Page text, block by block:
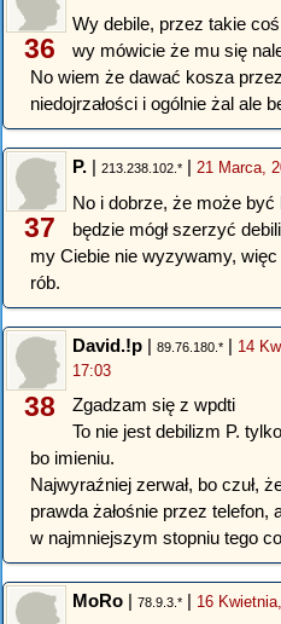
36
Wy debile, przez takie
wy mówicie że mu się
No wiem że dawać kosza
niedojrzałości i ogólnie żal ale
37
P. | 213.238.102.* | 21 Marca,
No i dobrze, że może być
będzie mógł szerzyć
my Ciebie nie wyzywamy,
rób.
38
David.!p | 89.76.180.* | 14
17:03
Zgadzam się z wpdti
To nie jest debilizm P.
bo imieniu.
Najwyraźniej zerwał, bo czuł,
prawda żałośnie przez telefon,
w najmniejszym stopniu tego
MoRo | 78.9.3.* | 16